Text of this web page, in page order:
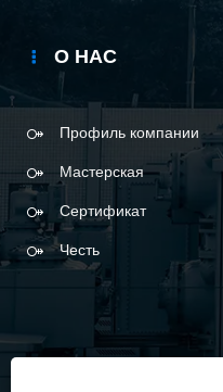
О НАС
Профиль компании
Мастерская
Сертификат
Честь